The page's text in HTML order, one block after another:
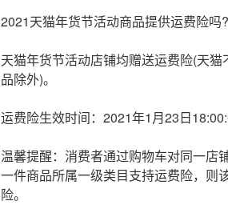
2021天猫年货节活动商品提供运费险吗?
天猫年货节活动店铺均赠送运费险(天
品除外)。
运费险生效时间：2021年1月23日
温馨提醒：消费者通过购物车对同一店
一件商品所属一级类目支持运费险，则
险。